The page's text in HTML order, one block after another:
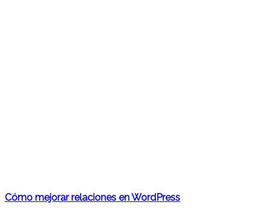
Cómo mejorar relaciones en WordPress